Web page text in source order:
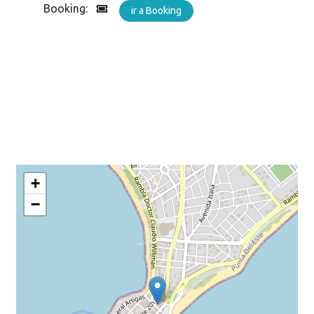
Booking: ir a Booking
+
−